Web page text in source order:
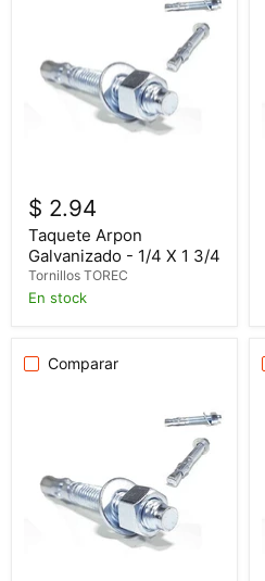
$ 2.94
Taquete Arpon
Galvanizado - 1/4 X 1 3/4
Tornillos TOREC
En stock
Comparar